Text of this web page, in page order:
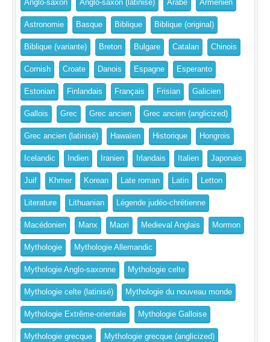
Anglo-saxon Anglo-saxon (latinisé) Arabe Arménien
Astronomie Basque Biblique Biblique (original)
Biblique (variante) Breton Bulgare Catalan Chinois
Cornish Croate Danois Espagne Esperanto
Estonian Finlandais Français Frisian Galicien
Gallois Grec Grec ancien Grec ancien (anglicized)
Grec ancien (latinisé) Hawaïen Historique Hongrois
Icelandic Indien Iranien Irlandais Italien Japonais
Juif Khmer Korean Late roman Latin Letton
Literature Lithuanian Légende judéo-chrétienne
Macédonien Manx Maori Medieval Anglais Mormon
Mythologie Mythologie Allemandic
Mythologie Anglo-saxonne Mythologie celte
Mythologie celte (latinisé) Mythologie du nouveau monde
Mythologie Extrême-orientale Mythologie Galloise
Mythologie grecque Mythologie grecque (anglicized)